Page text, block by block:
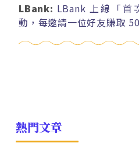
LBank: LBank 上線「首
動，每邀請一位好友賺取
熱門文章